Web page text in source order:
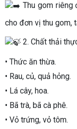
Thu gom riêng
cho đơn vị thu gom,
2. Chất thải
• Thức ăn thừa.
• Rau, củ, quả hỏng.
• Lá cây, hoa.
• Bã trà, bã cà phê.
• Vỏ trứng, vỏ tôm.